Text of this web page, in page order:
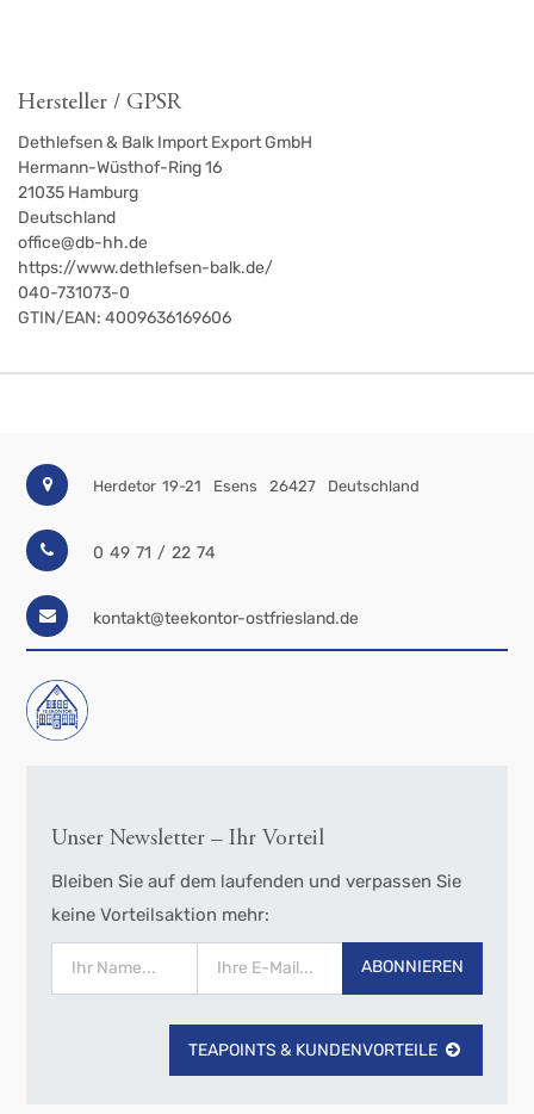
Hersteller / GPSR
Dethlefsen & Balk Import Export GmbH
Hermann-Wüsthof-Ring 16
21035 Hamburg
Deutschland
office@db-hh.de
https://www.dethlefsen-balk.de/
040-731073-0
GTIN/EAN: 4009636169606
Herdetor 19-21 Esens 26427 Deutschland
0 49 71 / 22 74
kontakt@teekontor-ostfriesland.de
Unser Newsletter – Ihr Vorteil
Bleiben Sie auf dem laufenden und verpassen Sie
keine Vorteilsaktion mehr:
ABONNIEREN
TEAPOINTS & KUNDENVORTEILE